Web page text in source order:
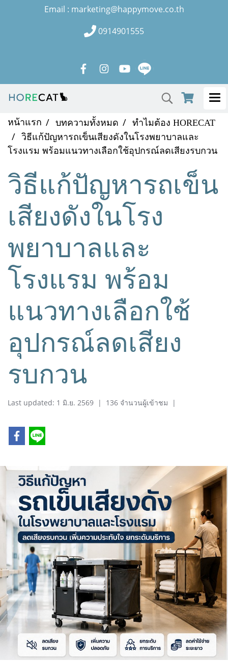
Email : marketing@happymove.co.th
0914901555
หน้าแรก บทความทั้งหมด
ทำไมต้อง HORECAT
วิธีแก้ปัญหารถเข็นเสียงดังในโรงพยาบาลและ
โรงแรม พร้อมแนวทางเลือกใช้อุปกรณ์ลดเสียงรบกวน
วิธีแก้ปัญหารถเข็น
เสียงดังในโรง
พยาบาลและ
โรงแรม พร้อม
แนวทางเลือกใช้
อุปกรณ์ลดเสียง
รบกวน
Last updated: 1 มิ.ย. 2569 | 136 จำนวนผู้เข้าชม |